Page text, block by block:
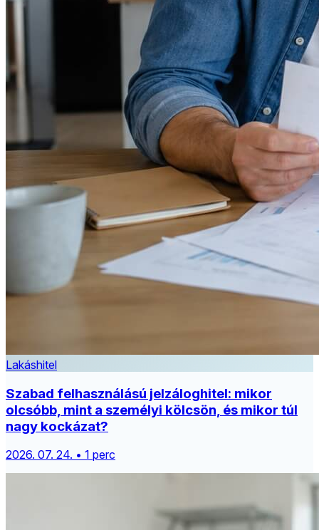
Lakáshitel
Szabad felhasználású jelzáloghitel: mikor
olcsóbb, mint a személyi kölcsön, és mikor túl
nagy kockázat?
2026. 07. 24. • 1 perc